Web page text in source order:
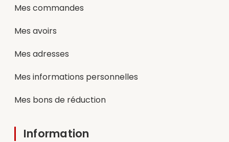
Mes commandes
Mes avoirs
Mes adresses
Mes informations personnelles
Mes bons de réduction
Information